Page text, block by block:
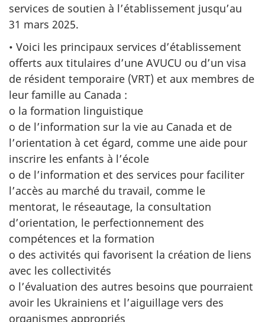
services de soutien à l’établissement jusqu’au
31 mars 2025.
• Voici les principaux services d’établissement
offerts aux titulaires d’une AVUCU ou d’un visa
de résident temporaire (VRT) et aux membres de
leur famille au Canada :
o la formation linguistique
o de l’information sur la vie au Canada et de
l’orientation à cet égard, comme une aide pour
inscrire les enfants à l’école
o de l’information et des services pour faciliter
l’accès au marché du travail, comme le
mentorat, le réseautage, la consultation
d’orientation, le perfectionnement des
compétences et la formation
o des activités qui favorisent la création de liens
avec les collectivités
o l’évaluation des autres besoins que pourraient
avoir les Ukrainiens et l’aiguillage vers des
organismes appropriés